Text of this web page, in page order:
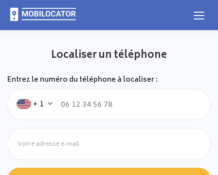
Localiser un téléphone
Entrez le numéro du téléphone à localiser :
+ 1